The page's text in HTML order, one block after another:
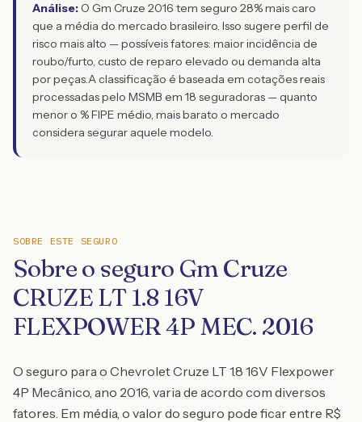
Análise: O Gm Cruze 2016 tem seguro 28% mais caro
que a média do mercado brasileiro. Isso sugere perfil de
risco mais alto — possíveis fatores: maior incidência de
roubo/furto, custo de reparo elevado ou demanda alta
por peças.A classificação é baseada em cotações reais
processadas pelo MSMB em 18 seguradoras — quanto
menor o % FIPE médio, mais barato o mercado
considera segurar aquele modelo.
SOBRE ESTE SEGURO
Sobre o seguro Gm Cruze
CRUZE LT 1.8 16V
FLEXPOWER 4P MEC. 2016
O seguro para o Chevrolet Cruze LT 1.8 16V Flexpower
4P Mecânico, ano 2016, varia de acordo com diversos
fatores. Em média, o valor do seguro pode ficar entre R$